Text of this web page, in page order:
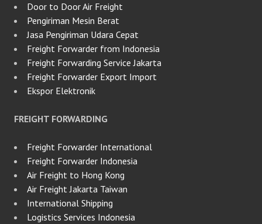
Door to Door Air Freight
Pengiriman Mesin Berat
Jasa Pengiriman Udara Cepat
Freight Forwarder from Indonesia
Freight Forwarding Service Jakarta
Freight Forwarder Export Import
Ekspor Elektronik
FREIGHT FORWARDING
Freight Forwarder International
Freight Forwarder Indonesia
Air Freight to Hong Kong
Air Freight Jakarta Taiwan
International Shipping
Logistics Services Indonesia